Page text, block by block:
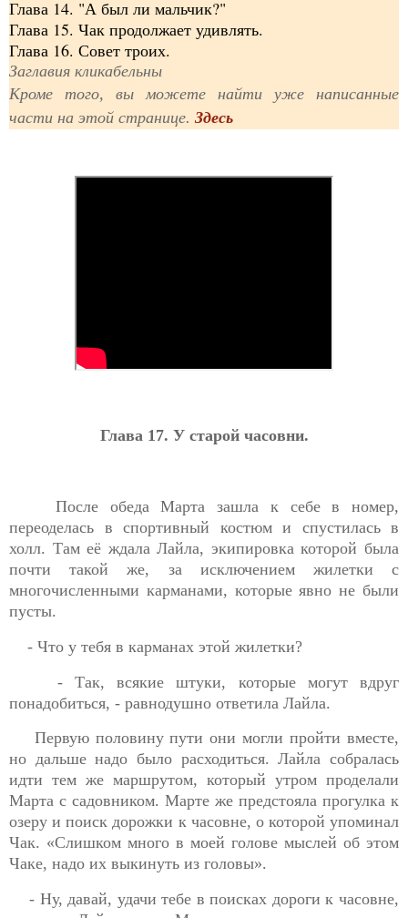
Глава 14. "А был ли мальчик?"
Глава 15. Чак продолжает удивлять.
Глава 16. Совет троих.
Заглавия кликабельны
Кроме того, вы можете найти уже написанные
части на этой странице. Здесь
Глава 17. У старой часовни.
После обеда Марта зашла к себе в номер,
переоделась в спортивный костюм и спустилась в
холл. Там её ждала Лайла, экипировка которой была
почти такой же, за исключением жилетки с
многочисленными карманами, которые явно не были
пусты.
- Что у тебя в карманах этой жилетки?
- Так, всякие штуки, которые могут вдруг
понадобиться, - равнодушно ответила Лайла.
Первую половину пути они могли пройти вместе,
но дальше надо было расходиться. Лайла собралась
идти тем же маршрутом, который утром проделали
Марта с садовником. Марте же предстояла прогулка к
озеру и поиск дорожки к часовне, о которой упоминал
Чак. «Слишком много в моей голове мыслей об этом
Чаке, надо их выкинуть из головы».
- Ну, давай, удачи тебе в поисках дороги к часовне,